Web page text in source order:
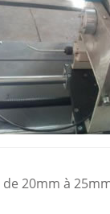
de 20mm à